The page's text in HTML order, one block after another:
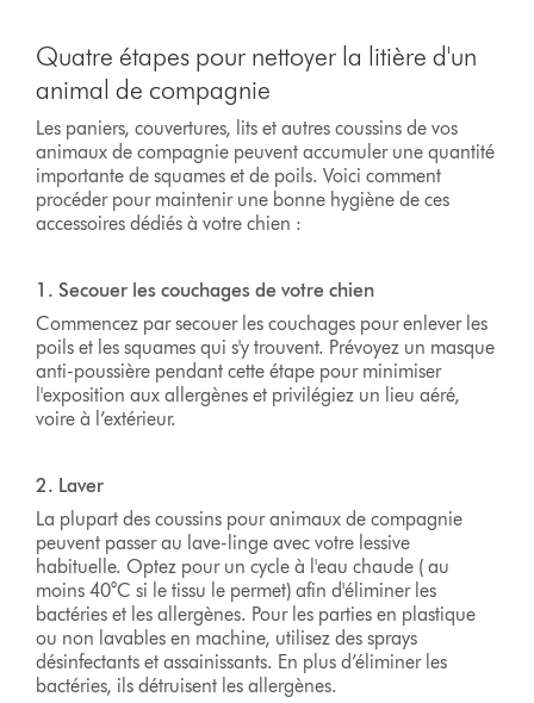
Quatre étapes pour nettoyer la litière d'un
animal de compagnie
Les paniers, couvertures, lits et autres coussins de vos
animaux de compagnie peuvent accumuler une quantité
importante de squames et de poils. Voici comment
procéder pour maintenir une bonne hygiène de ces
accessoires dédiés à votre chien :
1. Secouer les couchages de votre chien
Commencez par secouer les couchages pour enlever les
poils et les squames qui s'y trouvent. Prévoyez un masque
anti-poussière pendant cette étape pour minimiser
l'exposition aux allergènes et privilégiez un lieu aéré,
voire à l’extérieur.
2. Laver
La plupart des coussins pour animaux de compagnie
peuvent passer au lave-linge avec votre lessive
habituelle. Optez pour un cycle à l'eau chaude ( au
moins 40°C si le tissu le permet) afin d'éliminer les
bactéries et les allergènes. Pour les parties en plastique
ou non lavables en machine, utilisez des sprays
désinfectants et assainissants. En plus d’éliminer les
bactéries, ils détruisent les allergènes.